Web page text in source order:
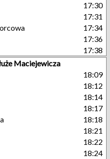
17:30
17:31
17:34
17:36
17:38
Maciejewicza
18:09
18:12
18:14
18:17
18:18
18:21
18:22
18:24